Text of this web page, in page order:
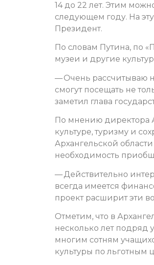
14 до 22 лет. Этим
следующем году. На
Президент.
По словам Путина, по
музеи и другие
— Очень рассчитываю
смогут посещать не
заметил глава
По мнению директора
культуре, туризму и
Архангельской
необходимость
— Действительно
всегда имеется
проект расширит эти
Отметим, что в
несколько лет подряд
многим сотням
культуры по льготным